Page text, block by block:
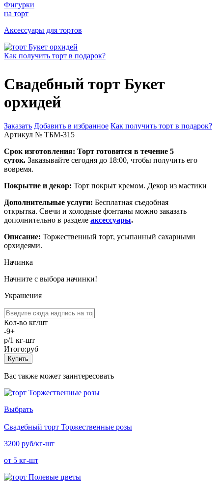
Фигурки
на торт
Аксессуары для тортов
Как получить торт в подарок?
Свадебный торт Букет
орхидей
Заказать Добавить в избранное Как получить торт в подарок?
Артикул № ТБМ-315
Срок изготовления: Торт готовится в течение 5
суток. Заказывайте сегодня до 18:00, чтобы получить его
вовремя.
Покрытие и декор: Торт покрыт кремом. Декор из мастики
Дополнительные услуги: Бесплатная съедобная
открытка. Свечи и холодные фонтаны можно заказать
дополнительно в разделе аксессуары.
Описание: Торжественный торт, усыпанный сахарными
орхидеями.
Начинка
Начните с выбора начинки!
Украшения
Кол-во кг/шт
-9+
р/1 кг-шт
Итого:руб
Купить
Вас также может заинтересовать
Выбрать
Свадебный торт Торжественные розы
3200 руб/кг-шт
от 5 кг-шт